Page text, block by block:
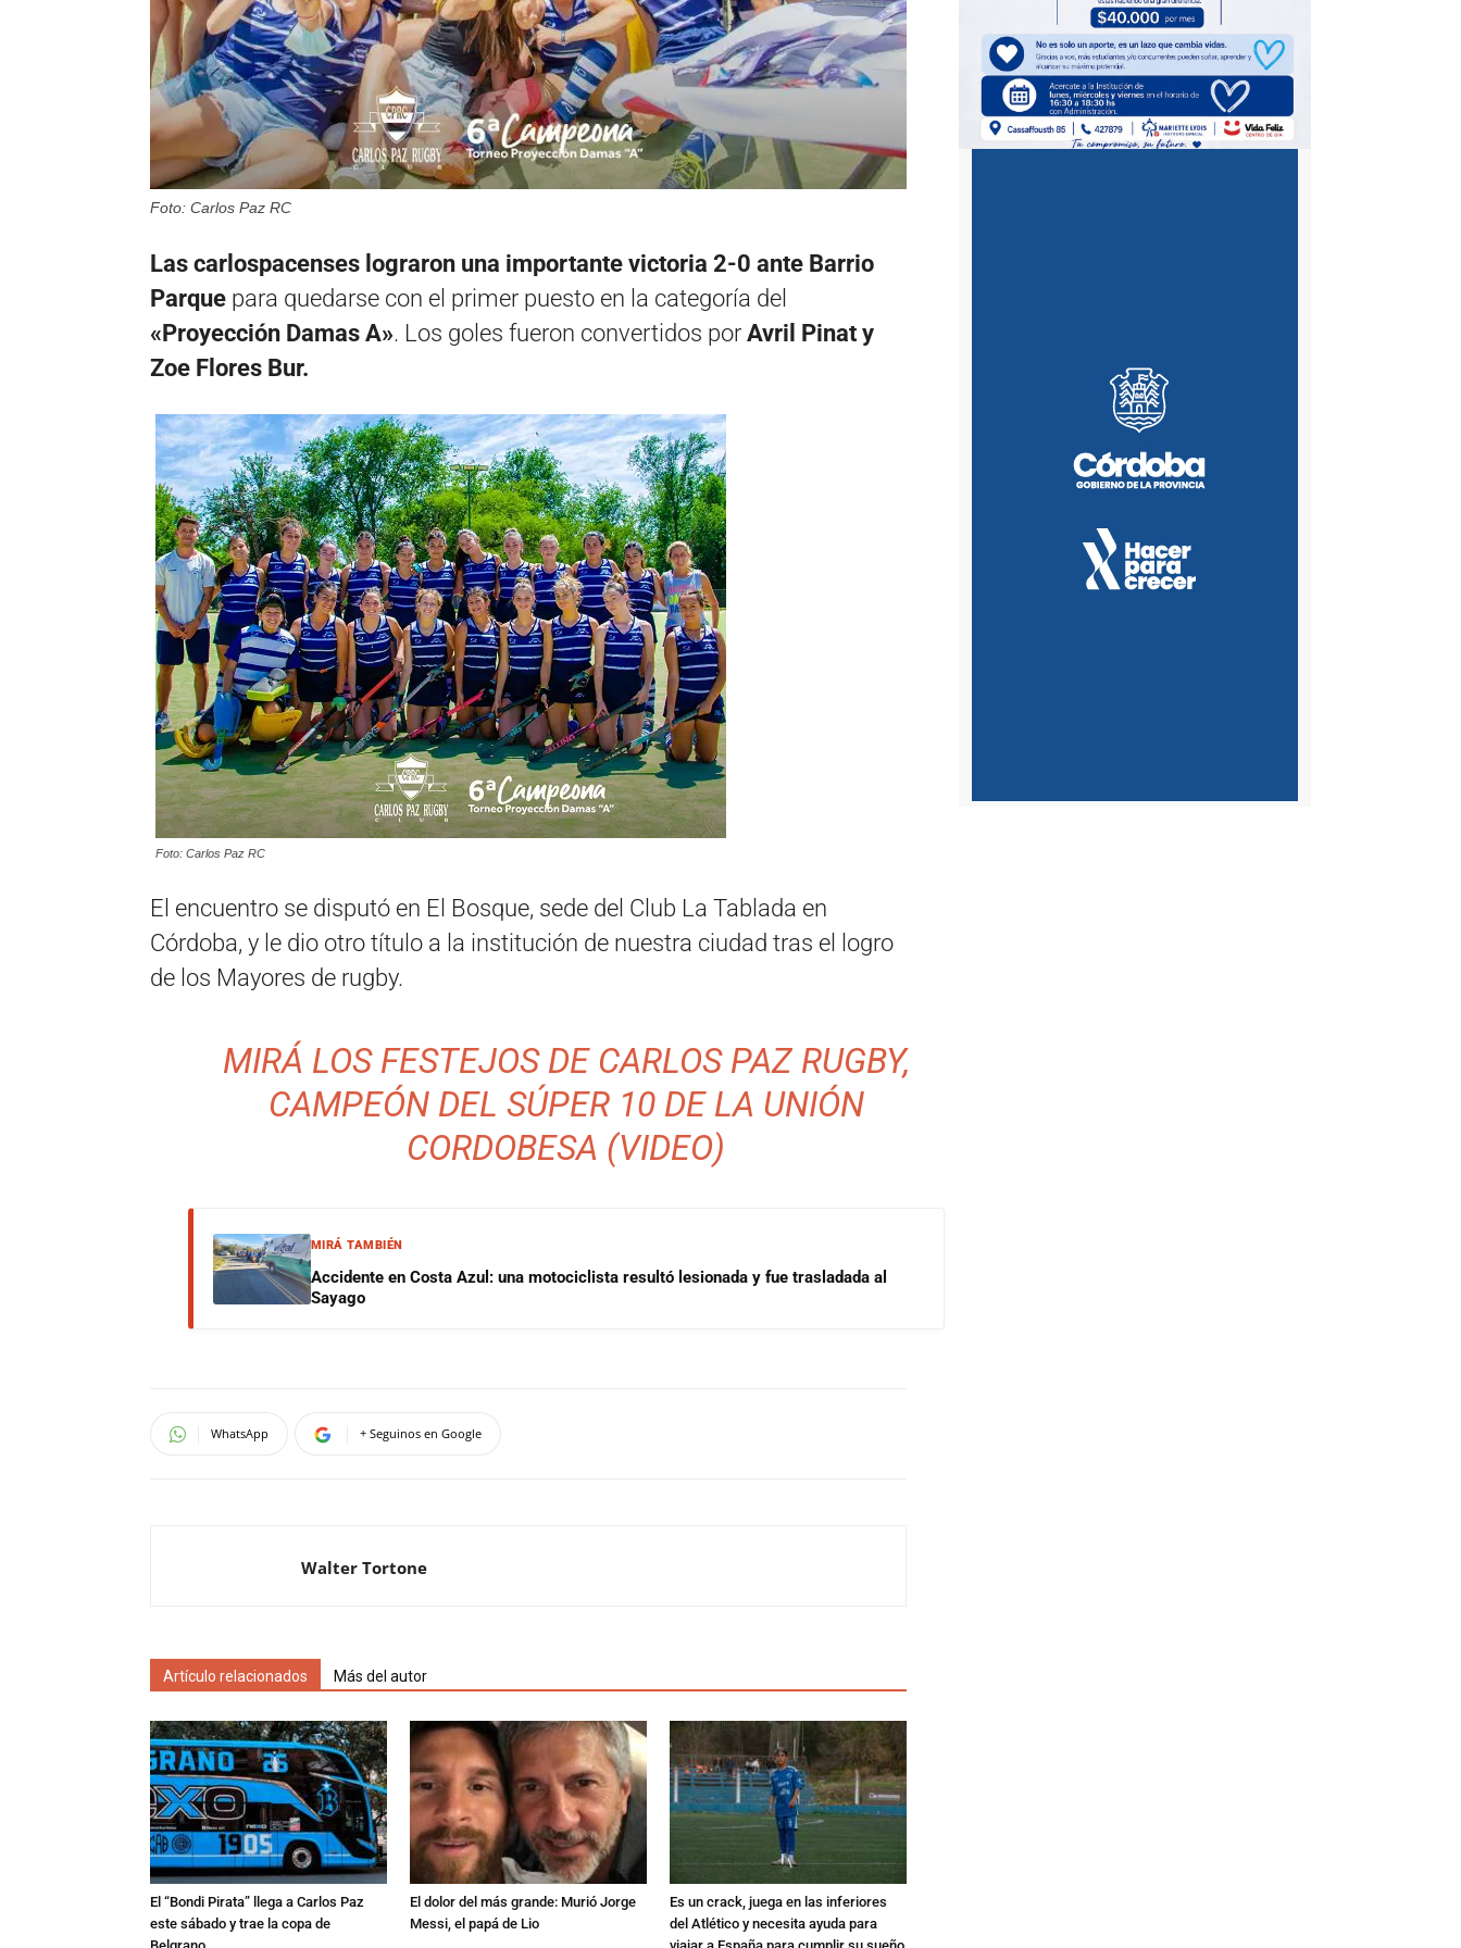
Foto: Carlos Paz RC
Las carlospacenses lograron una importante victoria 2-0 ante Barrio
Parque para quedarse con el primer puesto en la categoría del
«Proyección Damas A». Los goles fueron convertidos por Avril Pinat y
Zoe Flores Bur.
Foto: Carlos Paz RC
El encuentro se disputó en El Bosque, sede del Club La Tablada en
Córdoba, y le dio otro título a la institución de nuestra ciudad tras el logro
de los Mayores de rugby.
MIRÁ LOS FESTEJOS DE CARLOS PAZ RUGBY,
CAMPEÓN DEL SÚPER 10 DE LA UNIÓN
CORDOBESA (VIDEO)
MIRÁ TAMBIÉN
Accidente en Costa Azul: una motociclista resultó lesionada y fue trasladada al
Sayago
WhatsApp + Seguinos en Google
Walter Tortone
Artículo relacionados Más del autor
El “Bondi Pirata” llega a Carlos Paz
este sábado y trae la copa de
El dolor del más grande: Murió Jorge
Messi, el papá de Lio
Es un crack, juega en las inferiores
del Atlético y necesita ayuda para